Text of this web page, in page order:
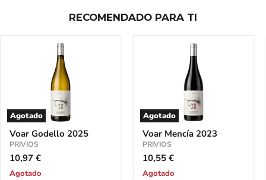
RECOMENDADO PARA TI
Agotado
Godello
2025
Voar Godello 2025
PRIVIOS
10,97 €
Agotado
Agotado
Mencía
2023
Voar Mencía 2023
PRIVIOS
10,55 €
Agotado